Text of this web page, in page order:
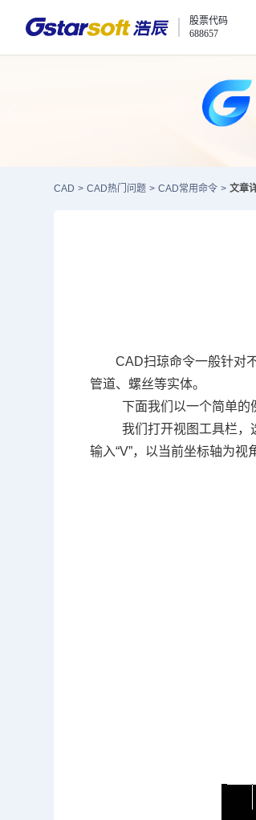
股票代码
688657
CAD > CAD热门问题 > CAD常用命令 > 文章
CAD扫琼命令一般针对
管道、螺丝等实体。
下面我们以一个简单的
我们打开视图工具栏，
输入“V”，以当前坐标轴为视